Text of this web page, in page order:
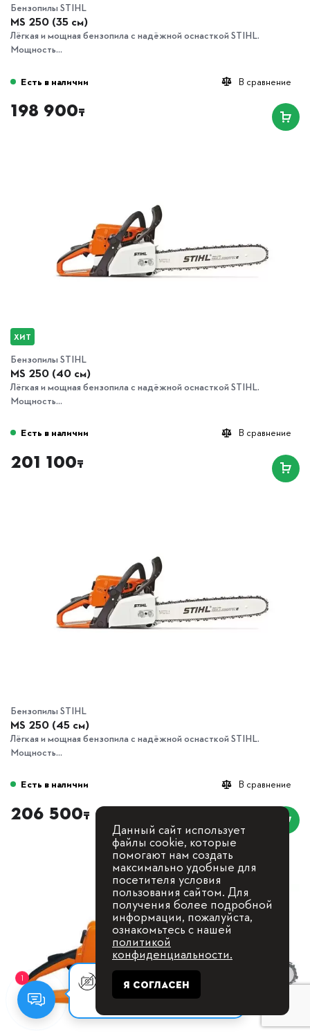
Бензопилы STIHL
MS 250 (35 см)
Лёгкая и мощная бензопила с надёжной оснасткой STIHL.
Мощность...
В сравнение
Есть в наличии
198 900₸
ХИТ
Бензопилы STIHL
MS 250 (40 см)
Лёгкая и мощная бензопила с надёжной оснасткой STIHL.
Мощность...
В сравнение
Есть в наличии
201 100₸
Бензопилы STIHL
MS 250 (45 см)
Лёгкая и мощная бензопила с надёжной оснасткой STIHL.
Мощность...
В сравнение
Есть в наличии
206 500₸
1
Оставьте заявку, мы с Вами
свяжемся для
Данный сайт использует
файлы cookie, которые
помогают нам создать
максимально удобные для
посетителя условия
пользования сайтом. Для
получения более подробной
информации, пожалуйста,
ознакомьтесь с нашей
политикой
конфиденциальности.
Я СОГЛАСЕН